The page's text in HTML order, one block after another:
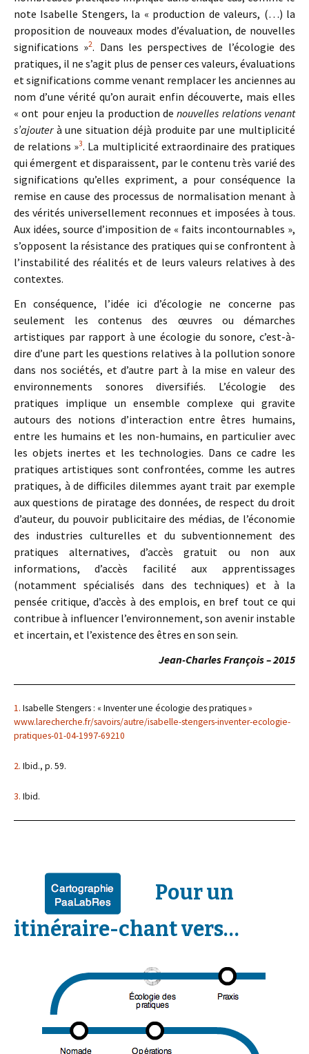
note Isabelle Stengers, la « production de valeurs, (…) la
proposition de nouveaux modes d’évaluation, de nouvelles
significations »2. Dans les perspectives de l’écologie des
pratiques, il ne s’agit plus de penser ces valeurs, évaluations
et significations comme venant remplacer les anciennes au
nom d’une vérité qu’on aurait enfin découverte, mais elles
« ont pour enjeu la production denouvelles relations venant
s’ajouterà une situation déjà produite par une multiplicité
de relations »3. La multiplicité extraordinaire des pratiques
qui émergent et disparaissent, par le contenu très varié des
significations qu’elles expriment, a pour conséquence la
remise en cause des processus de normalisation menant à
des vérités universellement reconnues et imposées à tous.
Aux idées, source d’imposition de « faits incontournables »,
s’opposent la résistance des pratiques qui se confrontent à
l’instabilité des réalités et de leurs valeurs relatives à des
contextes.
En conséquence, l’idée ici d’écologie ne concerne pas
seulement les contenus des œuvres ou démarches
artistiques par rapport à une écologie du sonore, c’est-à-
dire d’une part les questions relatives à la pollution sonore
dans nos sociétés, et d’autre part à la mise en valeur des
environnements sonores diversifiés. L’écologie des
pratiques implique un ensemble complexe qui gravite
autours des notions d’interaction entre êtres humains,
entre les humains et les non-humains, en particulier avec
les objets inertes et les technologies. Dans ce cadre les
pratiques artistiques sont confrontées, comme les autres
pratiques, à de difficiles dilemmes ayant trait par exemple
aux questions de piratage des données, de respect du droit
d’auteur, du pouvoir publicitaire des médias, de l’économie
des industries culturelles et du subventionnement des
pratiques alternatives, d’accès gratuit ou non aux
informations, d’accès facilité aux apprentissages
(notamment spécialisés dans des techniques) et à la
pensée critique, d’accès à des emplois, en bref tout ce qui
contribue à influencer l’environnement, son avenir instable
et incertain, et l’existence des êtres en son sein.
Jean-Charles François – 2015
1. Isabelle Stengers : « Inventer une écologie des pratiques »
www.larecherche.fr/savoirs/autre/isabelle-stengers-inventer-ecologie-
pratiques-01-04-1997-69210
2. Ibid., p. 59.
3. Ibid.
Pour un
itinéraire-chant vers…